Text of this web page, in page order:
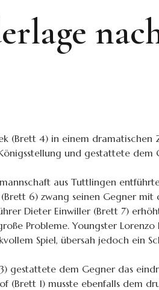
(Brett 4) in einem
und gestattete
aus Tuttlingen
6) zwang seinen Gegner
Dieter Einwiller (Brett 7)
Probleme. Youngster
Spiel, übersah jedoch ein
gestattete dem Gegner das
1) musste ebenfalls dem